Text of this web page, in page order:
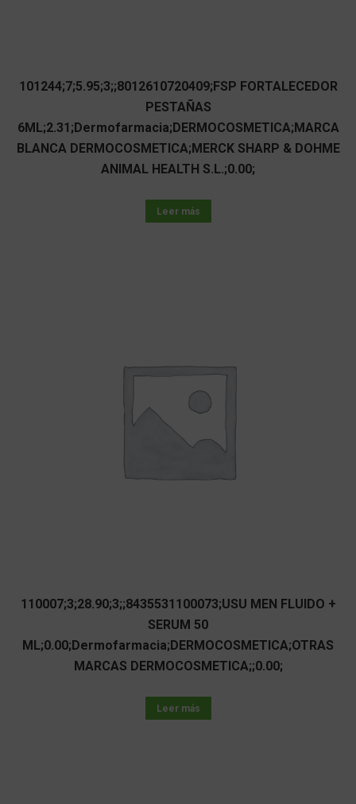
101244;7;5.95;3;;8012610720409;FSP FORTALECEDOR
PESTAÑAS
6ML;2.31;Dermofarmacia;DERMOCOSMETICA;MARCA
BLANCA DERMOCOSMETICA;MERCK SHARP & DOHME
ANIMAL HEALTH S.L.;0.00;
Leer más
110007;3;28.90;3;;8435531100073;USU MEN FLUIDO +
SERUM 50
ML;0.00;Dermofarmacia;DERMOCOSMETICA;OTRAS
MARCAS DERMOCOSMETICA;;0.00;
Leer más